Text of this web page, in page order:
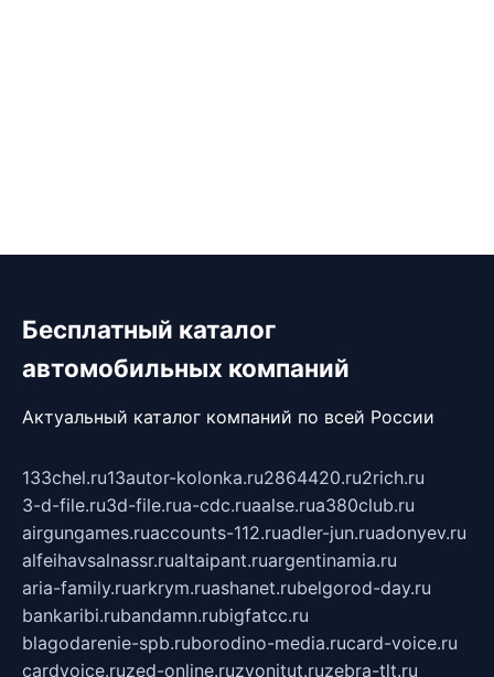
Бесплатный каталог
автомобильных компаний
Актуальный каталог компаний по всей России
133chel.ru13autor-kolonka.ru2864420.ru2rich.ru
3-d-file.ru3d-file.rua-cdc.ruaalse.rua380club.ru
airgungames.ruaccounts-112.ruadler-jun.ruadonyev.ru
alfeihavsalnassr.rualtaipant.ruargentinamia.ru
aria-family.ruarkrym.ruashanet.rubelgorod-day.ru
bankaribi.rubandamn.rubigfatcc.ru
blagodarenie-spb.ruborodino-media.rucard-voice.ru
cardvoice.ruzed-online.ruzvonitut.ruzebra-tlt.ru